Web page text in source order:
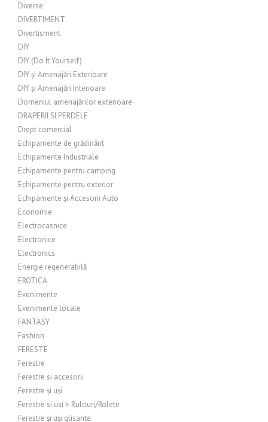
Diverse
DIVERTIMENT
Divertisment
DIY
DIY (Do It Yourself)
DIY și Amenajări Exterioare
DIY și Amenajări Interioare
Domeniul amenajărilor exterioare
DRAPERII SI PERDELE
Drept comercial
Echipamente de grădinărit
Echipamente Industriale
Echipamente pentru camping
Echipamente pentru exterior
Echipamente și Accesorii Auto
Economie
Electrocasnice
Electronice
Electronics
Energie regenerabilă
EROTICA
Evenimente
Evenimente locale
FANTASY
Fashion
FERESTE
Ferestre
Ferestre si accesorii
Ferestre și uși
Ferestre si usi > Rulouri/Rolete
Ferestre și uși glisante